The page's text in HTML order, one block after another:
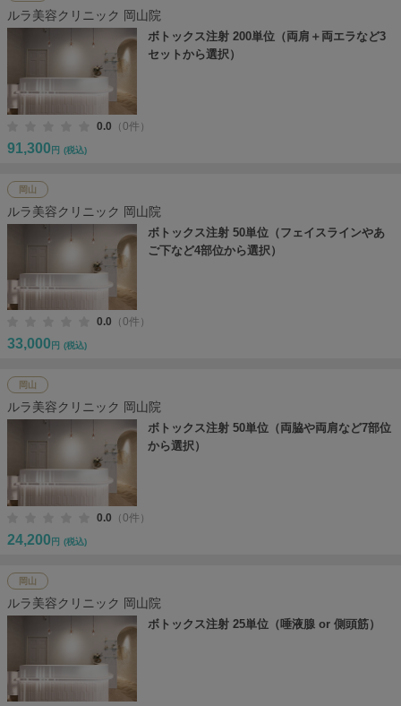
ルラ美容クリニック 岡山院
ボトックス注射 200単位（両肩＋両エラなど3
セットから選択）
0.0 （0件）
91,300 円 (税込)
岡山
ルラ美容クリニック 岡山院
ボトックス注射 50単位（フェイスラインやあ
ご下など4部位から選択）
0.0 （0件）
33,000 円 (税込)
岡山
ルラ美容クリニック 岡山院
ボトックス注射 50単位（両脇や両肩など7部位
から選択）
0.0 （0件）
24,200 円 (税込)
岡山
ルラ美容クリニック 岡山院
ボトックス注射 25単位（唾液腺 or 側頭筋）